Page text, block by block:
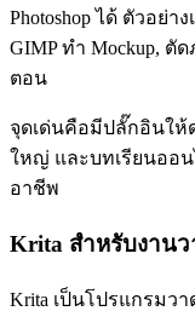
Photoshop ได้ ตัวอย่
GIMP ทำ Mockup,
ตอน
จุดเด่นคือมีปลั๊กอินใ
ใหญ่ และบทเรียนออ
อาชีพ
Krita สำหรับงาน
Krita เป็นโปรแกรมว